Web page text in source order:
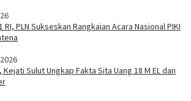
RI, PLN Sukseskan Rangkaian Acara Nasional PIKI
Sulut Ungkap Fakta Sita Uang 18 M EL dan